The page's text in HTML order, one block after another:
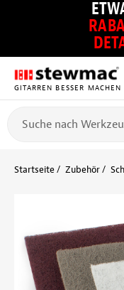
GITARREN BESSER MACHEN
Startseite Zubehör